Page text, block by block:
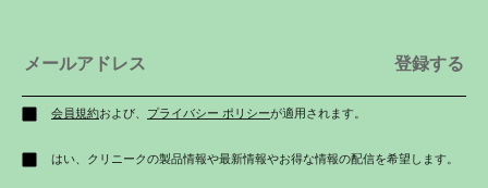
会員規約および、 プライバシー ポリシーが適用されます。
はい、クリニークの製品情報や最新情報やお得な情報の配信を希望します。